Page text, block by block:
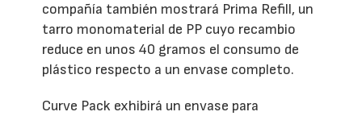
compañía también mostrará Prima Refill, un
tarro monomaterial de PP cuyo recambio
reduce en unos 40 gramos el consumo de
plástico respecto a un envase completo.
Curve Pack exhibirá un envase para